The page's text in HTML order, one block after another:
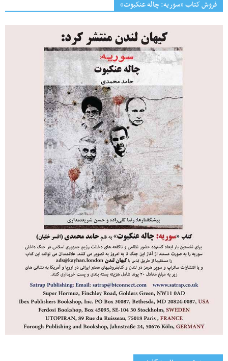
فروش کتاب «سوریه: چاله عنکبوت»